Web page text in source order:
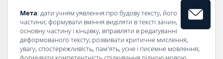
Мета: дати учням уявлення про будову тексту, його
частини; формувати вміння виділяти в тексті зачин,
основну частину і кінцівку, вправляти в редагуванні
деформованого тексту; розвивати критичне мислення,
увагу, спостережливість, пам'ять, усне і писемне мовлення;